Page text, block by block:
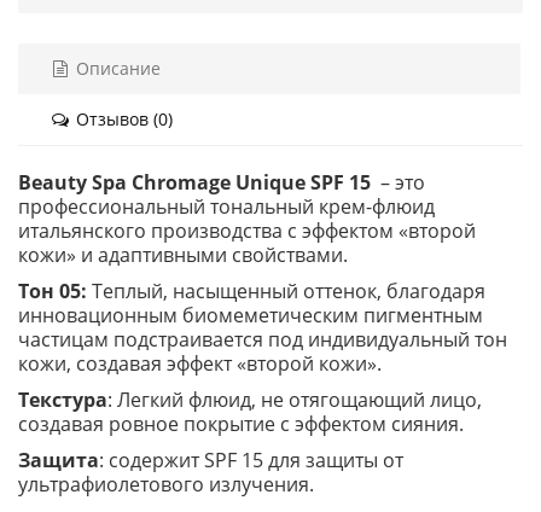
Описание
Отзывов (0)
Beauty Spa Chromage Unique SPF 15 – это
профессиональный тональный крем-флюид
итальянского производства с эффектом «второй
кожи» и адаптивными свойствами.
Тон 05: Теплый, насыщенный оттенок, благодаря
инновационным биомеметическим пигментным
частицам подстраивается под индивидуальный тон
кожи, создавая эффект «второй кожи».
Текстура: Легкий флюид, не отягощающий лицо,
создавая ровное покрытие с эффектом сияния.
Защита: содержит SPF 15 для защиты от
ультрафиолетового излучения.